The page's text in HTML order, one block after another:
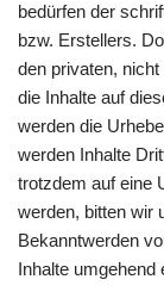
bedürfen der
bzw. Erstellers.
den privaten,
die Inhalte auf
werden die
werden Inhalte
trotzdem auf eine
werden, bitten wir
Bekanntwerden
Inhalte umgehend